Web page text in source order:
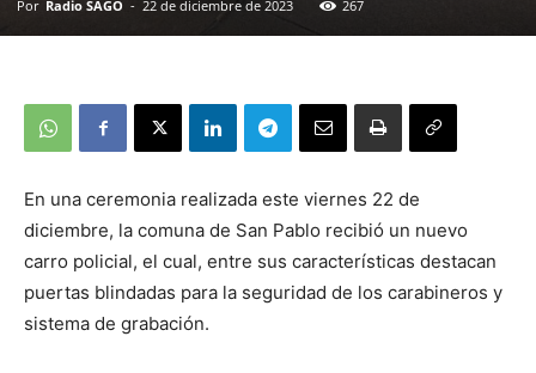
Por Radio SAGO - 22 de diciembre de 2023 267
En una ceremonia realizada este viernes 22 de
diciembre, la comuna de San Pablo recibió un nuevo
carro policial, el cual, entre sus características destacan
puertas blindadas para la seguridad de los carabineros y
sistema de grabación.